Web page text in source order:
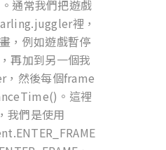
通常我們把遊戲
裡，
，例如遊戲暫停
再加到另一個我
，然後每個frame
。這裡
我們是使用